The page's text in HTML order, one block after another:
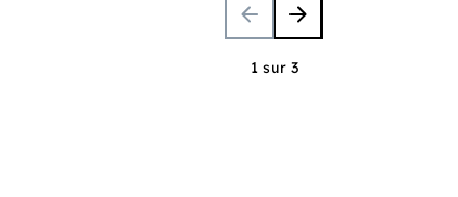
1 sur 3